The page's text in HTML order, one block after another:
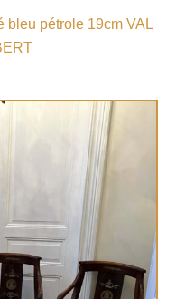
bleu pétrole 19cm VAL